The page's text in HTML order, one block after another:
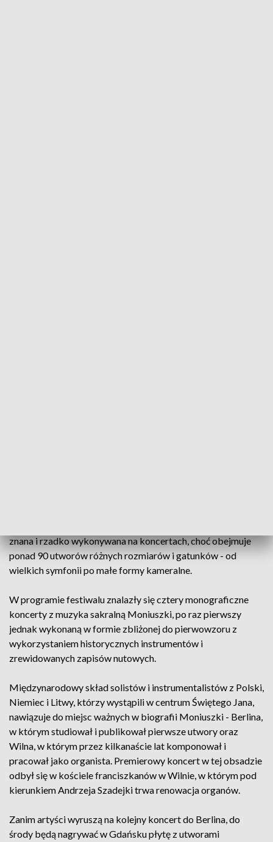
znana i rzadko wykonywana na koncertach, choć obejmuje
ponad 90 utworów różnych rozmiarów i gatunków - od
wielkich symfonii po małe formy kameralne.
W programie festiwalu znalazły się cztery monograficzne
koncerty z muzyka sakralną Moniuszki, po raz pierwszy
jednak wykonaną w formie zbliżonej do pierwowzoru z
wykorzystaniem historycznych instrumentów i
zrewidowanych zapisów nutowych.
Międzynarodowy skład solistów i instrumentalistów z Polski,
Niemiec i Litwy, którzy wystąpili w centrum Świętego Jana,
nawiązuje do miejsc ważnych w biografii Moniuszki - Berlina,
w którym studiował i publikował pierwsze utwory oraz
Wilna, w którym przez kilkanaście lat komponował i
pracował jako organista. Premierowy koncert w tej obsadzie
odbył się w kościele franciszkanów w Wilnie, w którym pod
kierunkiem Andrzeja Szadejki trwa renowacja organów.
Zanim artyści wyruszą na kolejny koncert do Berlina, do
środy będą nagrywać w Gdańsku płytę z utworami